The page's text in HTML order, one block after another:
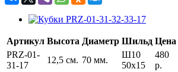
Артикул Высота Диаметр Шильд Цена
PRZ-01-
31-17
12,5 см. 70 мм.
Ш10
50х15
480
р.